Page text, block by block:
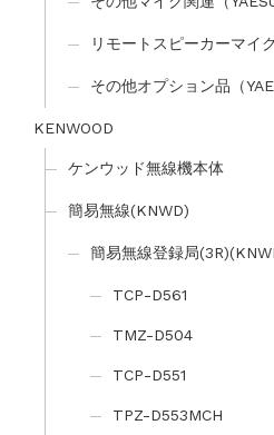
リモートスピーカーマイ
その他オプション品（
KENWOOD
ケンウッド無線機本体
簡易無線(KNWD)
簡易無線登録局
TCP-D561
TMZ-D504
TCP-D551
TPZ-D553MCH